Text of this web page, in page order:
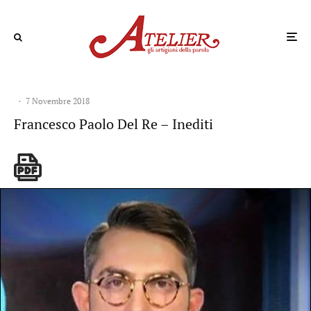
· 7 Novembre 2018
Francesco Paolo Del Re – Inediti